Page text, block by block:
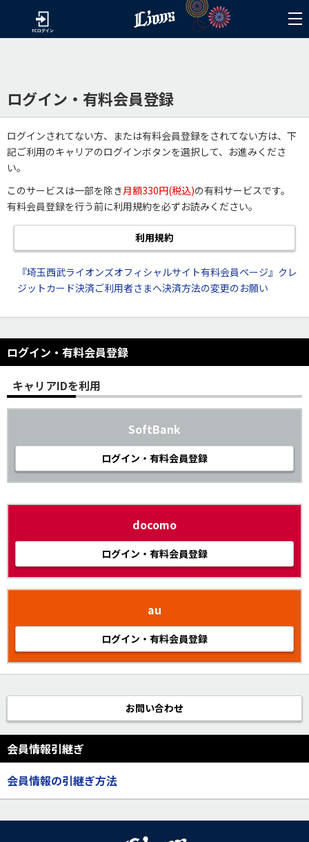
ログイン・有料会員登録
ログインされてない方、または有料会員登録をされてない方は、下
記ご利用のキャリアのログインボタンを選択して、お進みくださ
い。
このサービスは一部を除き月額330円(税込)の有料サービスです。
有料会員登録を行う前に利用規約を必ずお読みください。
利用規約
『埼玉西武ライオンズオフィシャルサイト有料会員ページ』クレ
ジットカード決済ご利用者さまへ決済方法の変更のお願い
ログイン・有料会員登録
キャリアIDを利用
SoftBank
ログイン・有料会員登録
docomo
ログイン・有料会員登録
au
ログイン・有料会員登録
お問い合わせ
会員情報引継ぎ
会員情報の引継ぎ方法